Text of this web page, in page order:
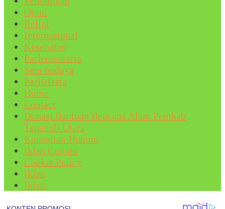
Opini
Religi
Internasional
Kesehatan
Parlementaria
Seni budaya
Pariwisata
Home
Contact
Donasi Bantuan Bencana Alam Pemkab
Tapanuli Utara
Konsultan Hukum
Iklan Cimahi
Cookie Policy
Iklan
Iklan